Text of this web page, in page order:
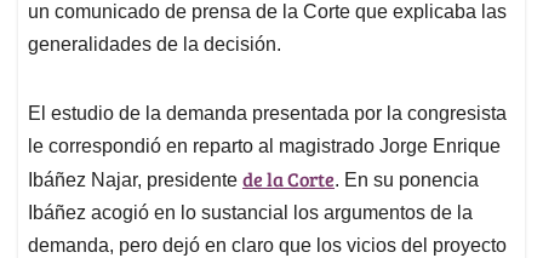
un comunicado de prensa de la Corte que explicaba las
generalidades de la decisión.
El estudio de la demanda presentada por la congresista
le correspondió en reparto al magistrado Jorge Enrique
Ibáñez Najar, presidente de la Corte. En su ponencia
Ibáñez acogió en lo sustancial los argumentos de la
demanda, pero dejó en claro que los vicios del proyecto